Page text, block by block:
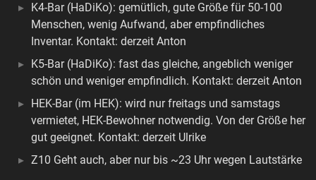
K4-Bar (HaDiKo): gemütlich, gute Größe für 50-100
Menschen, wenig Aufwand, aber empfindliches
Inventar. Kontakt: derzeit Anton
K5-Bar (HaDiKo): fast das gleiche, angeblich weniger
schön und weniger empfindlich. Kontakt: derzeit Anton
HEK-Bar (im HEK): wird nur freitags und samstags
vermietet, HEK-Bewohner notwendig. Von der Größe her
gut geeignet. Kontakt: derzeit Ulrike
Z10 Geht auch, aber nur bis ~23 Uhr wegen Lautstärke